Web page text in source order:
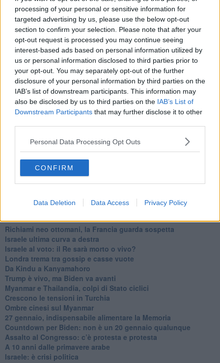
processing of your personal or sensitive information for
targeted advertising by us, please use the below opt-out
section to confirm your selection. Please note that after your
opt-out request is processed you may continue seeing
interest-based ads based on personal information utilized by
us or personal information disclosed to third parties prior to
your opt-out. You may separately opt-out of the further
disclosure of your personal information by third parties on the
IAB’s list of downstream participants. This information may
also be disclosed by us to third parties on the IAB’s List of
Downstream Participants that may further disclose it to other
Personal Data Processing Opt Outs
CONFIRM
Data Deletion Data Access Privacy Policy
La questione Ucraina
Cipro, un ponte dove si mischiano le culture
Una vigilia di Natale per un nuovo Rais
La questione israelo-palestinese ignorata dal G20
Erdogan continua a sfidare l'Occidente
Libano, collasso economico e guerra civile
Johnson, da Trump a Biden alla Brexit
L'AUKUS e il Quad
Biden, primo presidente USA non in guerra
Papa Bergoglio vedrà Viktor Orbán
Bennet, un giorno in attesa di Biden
Il ritorno dei talebani
Usa di nuovo al centro della geopolitica internazionale
L’appuntamento di Israele con il cambiamento
La farsa delle elezioni in Siria
In Medioriente non ci sono favole, solo realtà
Biden chiama ma Netanyahu non risponde
La forza di Boris Johnson
Biden nuovo alleato armeno contro la Turchia
Mar Mediterraneo cimitero silente
Richiami neo ottomani, la Francia guarda sospetta
Israele ultima curva a destra
Israele al voto: il Re sarà morto o vivo?
Londra trema tra gossip e casse vuote
Da Kindu a Kanyamahoro
Trump è vivo, ma Biden va avanti
Myanmar e Thailandia, colpi di Stato ciclici
Crescono le tensioni in Turchia
Ombre cinesi sul Myanmar
27 gennaio, indispensabile alimentare la Memoria
Countdown per Biden: non è un 20 gennaio qualunque
Assalto al Congresso: c’è protesta e protesta
A 10 anni dalle primavere arabe
Israele: è crisi politica